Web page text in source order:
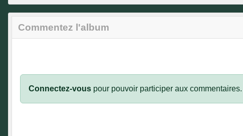
Commentez l'album
Connectez-vous pour pouvoir participer aux commentaires.